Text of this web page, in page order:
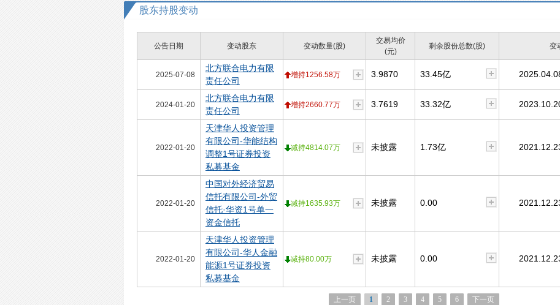
股东持股变动
公告日期 变动股东 变动数量(股)
交易均价
(元)
剩余股份总数(股) 变
2025-07-08
北方联合电力有限
责任公司
增持1256.58万 3.9870 33.45亿
2024-01-20
北方联合电力有限
责任公司
增持2660.77万 3.7619 33.32亿
2022-01-20
天津华人投资管理
有限公司-华能结构
调整1号证券投资
私募基金
减持4814.07万 未披露 1.73亿
2022-01-20
中国对外经济贸易
信托有限公司-外贸
信托·华资1号单一
资金信托
减持1635.93万 未披露 0.00
2022-01-20
天津华人投资管理
有限公司-华人金融
能源1号证券投资
私募基金
减持80.00万 未披露 0.00
上一页 1 2 3 4 5 6 下一页